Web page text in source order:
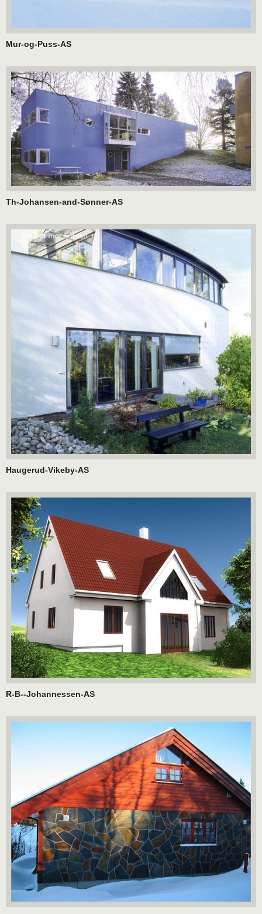
Mur-og-Puss-AS
Th-Johansen-and-Sønner-AS
Haugerud-Vikeby-AS
R-B--Johannessen-AS